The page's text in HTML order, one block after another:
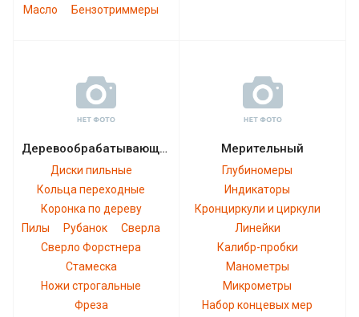
Масло
Бензотриммеры
Деревообрабатывающий
Диски пильные
Кольца переходные
Коронка по дереву
Пилы
Рубанок
Сверла
Сверло Форстнера
Стамеска
Ножи строгальные
Фреза
Мерительный
Глубиномеры
Индикаторы
Кронциркули и циркули
Линейки
Калибр-пробки
Манометры
Микрометры
Набор концевых мер